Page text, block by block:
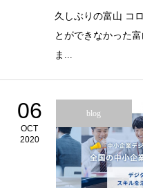
久しぶりの富山 コ
とができなかった
ま...
06
OCT
2020
blog